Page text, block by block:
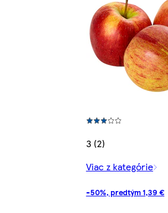
3 (2)
Viac z kategórie
-50%, predtým 1,39 €